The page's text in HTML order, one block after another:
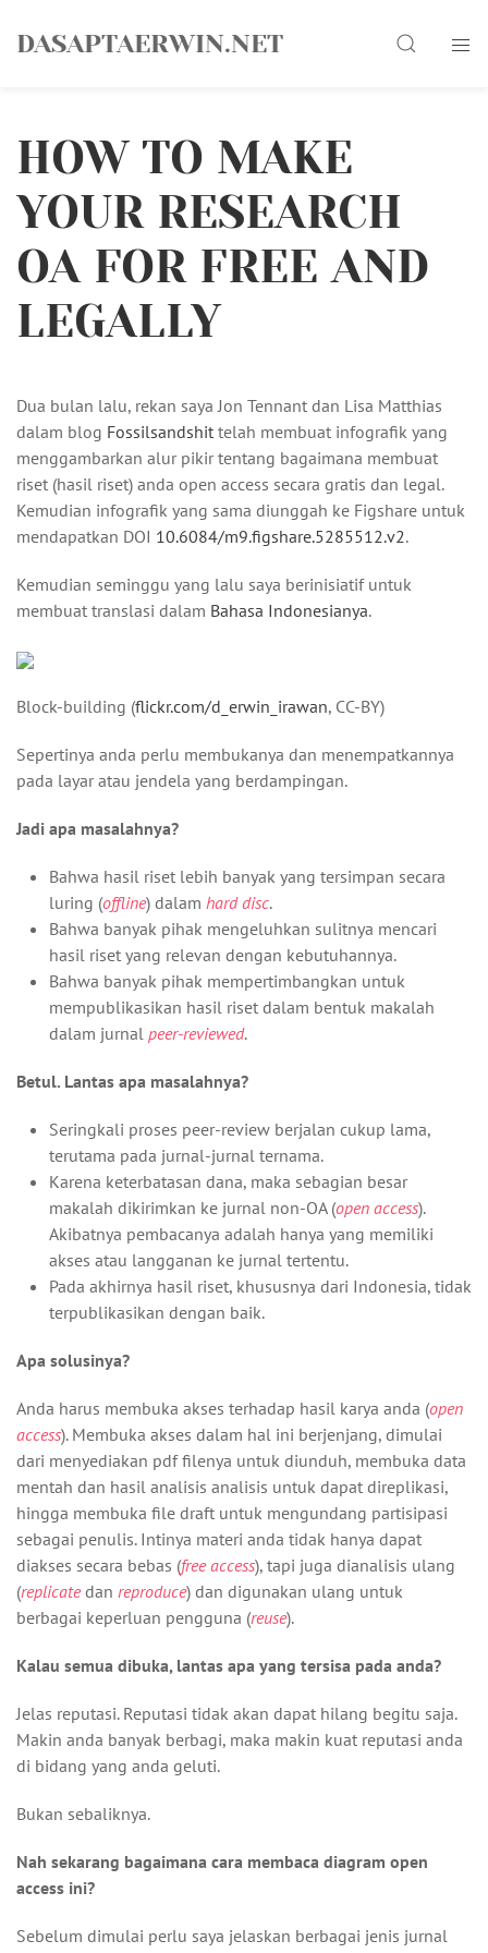
DASAPTAERWIN.NET Search
HOW TO MAKE
YOUR RESEARCH
OA FOR FREE AND
LEGALLY
Dua bulan lalu, rekan saya Jon Tennant dan Lisa Matthias
dalam blog Fossilsandshit telah membuat infografik yang
menggambarkan alur pikir tentang bagaimana membuat
riset (hasil riset) anda open access secara gratis dan legal.
Kemudian infografik yang sama diunggah ke Figshare untuk
mendapatkan DOI 10.6084/m9.figshare.5285512.v2.
Kemudian seminggu yang lalu saya berinisiatif untuk
membuat translasi dalam Bahasa Indonesianya.
Block-building (flickr.com/d_erwin_irawan, CC-BY)
Sepertinya anda perlu membukanya dan menempatkannya
pada layar atau jendela yang berdampingan.
Jadi apa masalahnya?
Bahwa hasil riset lebih banyak yang tersimpan secara
luring (offline) dalam hard disc.
Bahwa banyak pihak mengeluhkan sulitnya mencari
hasil riset yang relevan dengan kebutuhannya.
Bahwa banyak pihak mempertimbangkan untuk
mempublikasikan hasil riset dalam bentuk makalah
dalam jurnal peer-reviewed.
Betul. Lantas apa masalahnya?
Seringkali proses peer-review berjalan cukup lama,
terutama pada jurnal-jurnal ternama.
Karena keterbatasan dana, maka sebagian besar
makalah dikirimkan ke jurnal non-OA (open access).
Akibatnya pembacanya adalah hanya yang memiliki
akses atau langganan ke jurnal tertentu.
Pada akhirnya hasil riset, khususnya dari Indonesia, tidak
terpublikasikan dengan baik.
Apa solusinya?
Anda harus membuka akses terhadap hasil karya anda (open
access). Membuka akses dalam hal ini berjenjang, dimulai
dari menyediakan pdf filenya untuk diunduh, membuka data
mentah dan hasil analisis analisis untuk dapat direplikasi,
hingga membuka file draft untuk mengundang partisipasi
sebagai penulis. Intinya materi anda tidak hanya dapat
diakses secara bebas (free access), tapi juga dianalisis ulang
(replicatedan reproduce) dan digunakan ulang untuk
berbagai keperluan pengguna (reuse).
Kalau semua dibuka, lantas apa yang tersisa pada anda?
Jelas reputasi. Reputasi tidak akan dapat hilang begitu saja.
Makin anda banyak berbagi, maka makin kuat reputasi anda
di bidang yang anda geluti.
Bukan sebaliknya.
Nah sekarang bagaimana cara membaca diagram open
access ini?
Sebelum dimulai perlu saya jelaskan berbagai jenis jurnal